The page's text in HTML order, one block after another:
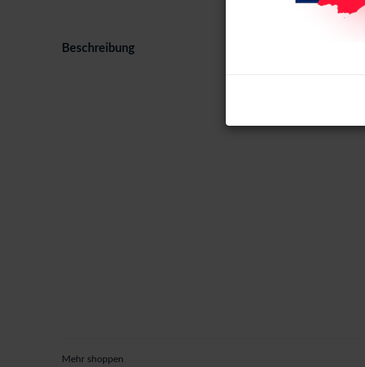
Beschreibung
Mehr shoppen